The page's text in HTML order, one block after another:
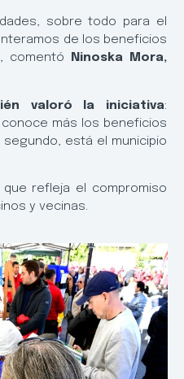
sobre todo para el
de los beneficios
comentó
Ninoska Mora,
valoró la iniciativa:
más los beneficios
está el municipio
que refleja el compromiso
y vecinas.